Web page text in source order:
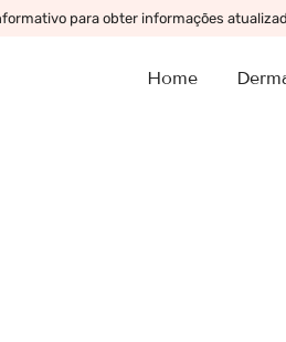
para obter informações
Home